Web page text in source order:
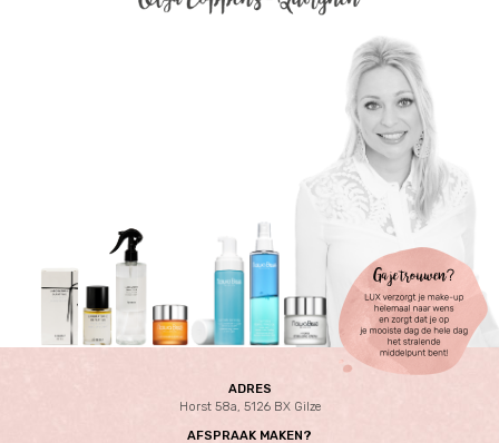
ADRES
Horst 58a, 5126 BX Gilze
AFSPRAAK MAKEN?